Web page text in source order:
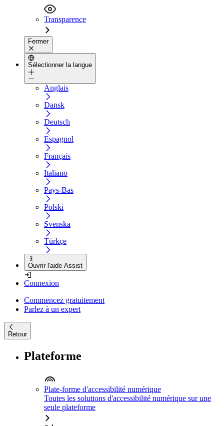
Transparence
Fermer
Sélectionner la langue
Anglais
Dansk
Deutsch
Espagnol
Français
Italiano
Pays-Bas
Polski
Svenska
Türkçe
Ouvrir l'aide Assist
Connexion
Commencez gratuitement
Parlez à un expert
Retour
Plateforme
Plate-forme d'accessibilité numérique
Toutes les solutions d'accessibilité numérique sur une
seule plateforme